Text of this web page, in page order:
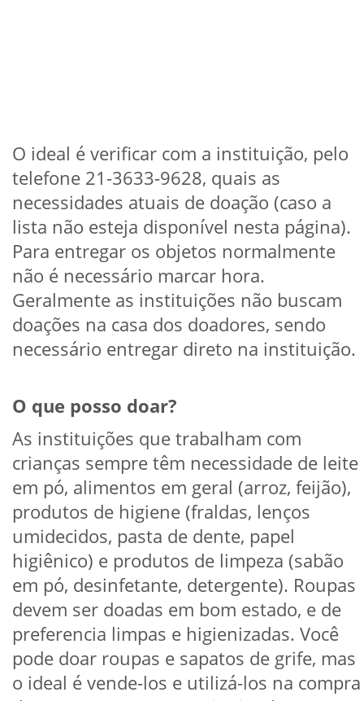
O ideal é verificar com a instituição, pelo
telefone 21-3633-9628, quais as
necessidades atuais de doação (caso a
lista não esteja disponível nesta página).
Para entregar os objetos normalmente
não é necessário marcar hora.
Geralmente as instituições não buscam
doações na casa dos doadores, sendo
necessário entregar direto na instituição.
O que posso doar?
As instituições que trabalham com
crianças sempre têm necessidade de leite
em pó, alimentos em geral (arroz, feijão),
produtos de higiene (fraldas, lenços
umidecidos, pasta de dente, papel
higiênico) e produtos de limpeza (sabão
em pó, desinfetante, detergente). Roupas
devem ser doadas em bom estado, e de
preferencia limpas e higienizadas. Você
pode doar roupas e sapatos de grife, mas
o ideal é vende-los e utilizá-los na compra